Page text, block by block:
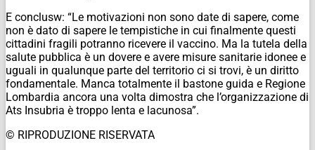
E conclusw: “Le motivazioni non sono date di sapere, come
non è dato di sapere le tempistiche in cui finalmente questi
cittadini fragili potranno ricevere il vaccino. Ma la tutela della
salute pubblica è un dovere e avere misure sanitarie idonee e
uguali in qualunque parte del territorio ci si trovi, è un diritto
fondamentale. Manca totalmente il bastone guida e Regione
Lombardia ancora una volta dimostra che l’organizzazione di
Ats Insubria è troppo lenta e lacunosa”.
© RIPRODUZIONE RISERVATA